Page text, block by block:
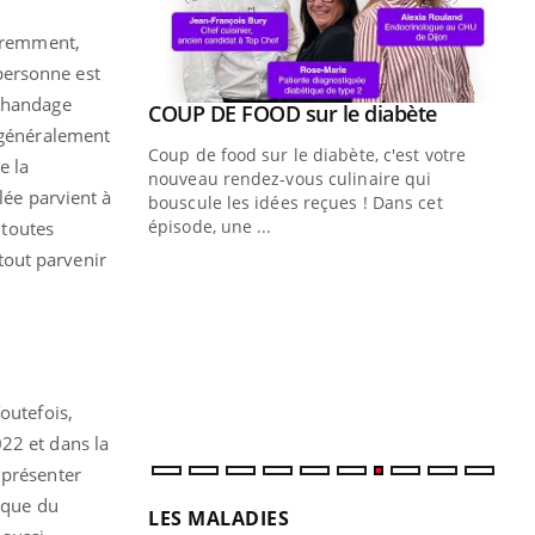
est
la
parvient à
parvenir
et dans la
du
» pour
de bilan de
Youtube
COUP DE FOOD sur le diabèteYoutube
Coup de food sur le diabète, c'est votre
nouveau rendez-vous culinaire qui
bouscule les idées reçues ! Dans cet
épisode, une ...
LES MALADIES